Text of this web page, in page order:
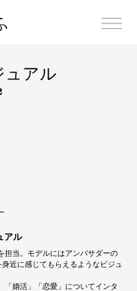
ュアル
アル
担当。モデルにはアンバサダーの
近に感じてもらえるようなビジュ
「婚活」「恋愛」についてインタ